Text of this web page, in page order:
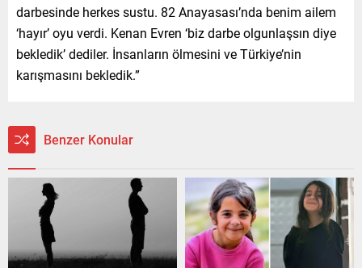
darbesinde herkes sustu. 82 Anayasası’nda benim ailem
‘hayır’ oyu verdi. Kenan Evren ‘biz darbe olgunlaşsın diye
bekledik’ dediler. İnsanların ölmesini ve Türkiye’nin
karışmasını bekledik.”
Benzer Konular